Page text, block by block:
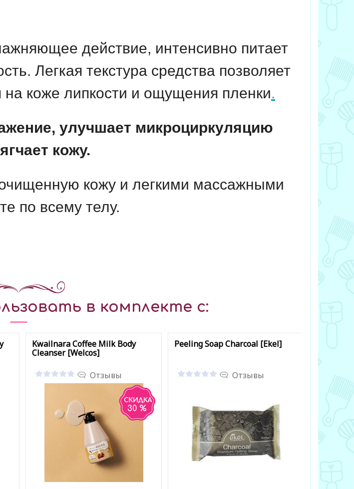
действие, интенсивно питает
Легкая текстура средства позволяет
коже липкости и ощущения пленки.
улучшает микроциркуляцию
кожу.
кожу и легкими массажными
по всему телу.
в комплекте с:
Kwailnara Coffee Milk Body
Cleanser [Welcos]
Отзывы
30 %
Peeling Soap Charcoal [Ekel]
Отзывы